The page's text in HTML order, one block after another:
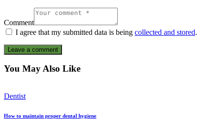
Comment
I agree that my submitted data is being collected and stored.
You May Also Like
Dentist
How to maintain proper dental hygiene